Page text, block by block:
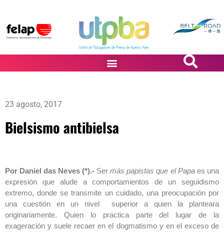
23 agosto, 2017
Bielsismo antibielsa
Por Daniel das Neves (*).-Sermás papistas que el Papaes una
expresión que alude a comportamientos de un seguidismo
extremo, donde se transmite un cuidado, una preocupación por
una cuestión en un nivel superior a quien la planteara
originariamente. Quien lo practica parte del lugar de la
exageración y suele recaer en el dogmatismo y en el exceso de